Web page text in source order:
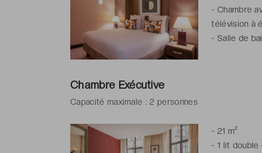
- Chambre
télévision à
- Salle de
Chambre Exécutive
Capacité maximale : 2 personnes
- 21 m²
- 1 lit double